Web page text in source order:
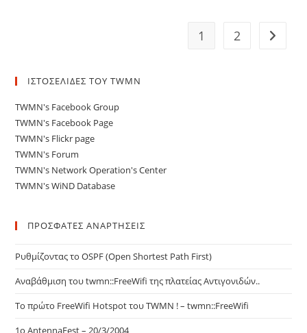
1 2 Go to
ΙΣΤΟΣΕΛΙΔΕΣ ΤΟΥ TWMN
TWMN's Facebook Group
TWMN's Facebook Page
TWMN's Flickr page
TWMN's Forum
TWMN's Network Operation's Center
TWMN's WiND Database
ΠΡΟΣΦΑΤΕΣ ΑΝΑΡΤΗΣΕΙΣ
Ρυθμίζοντας το OSPF (Open Shortest Path First)
Αναβάθμιση του twmn::FreeWifi της πλατείας Αντιγονιδών..
Το πρώτο FreeWifi Hotspot του TWMN ! – twmn::FreeWifi
1o AntennaFest – 20/3/2004